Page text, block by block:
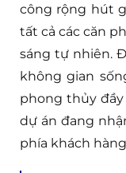
công rộng hút
tất cả các căn
sáng tự nhiên.
không gian
phong thủy
dự án đang
phía khách